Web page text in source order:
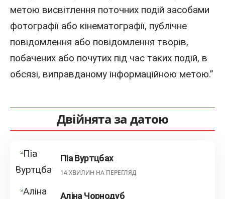
метою висвітлення поточних подій засобами
фотографії або кінематографії, публічне
повідомлення або повідомлення творів,
побачених або почутих під час таких подій, в
обсязі, виправданому інформаційною метою.”
Двійнята за датою
Піа Вуртцбах
14 ХВИЛИН НА ПЕРЕГЛЯД
Аліна Чорнодуб